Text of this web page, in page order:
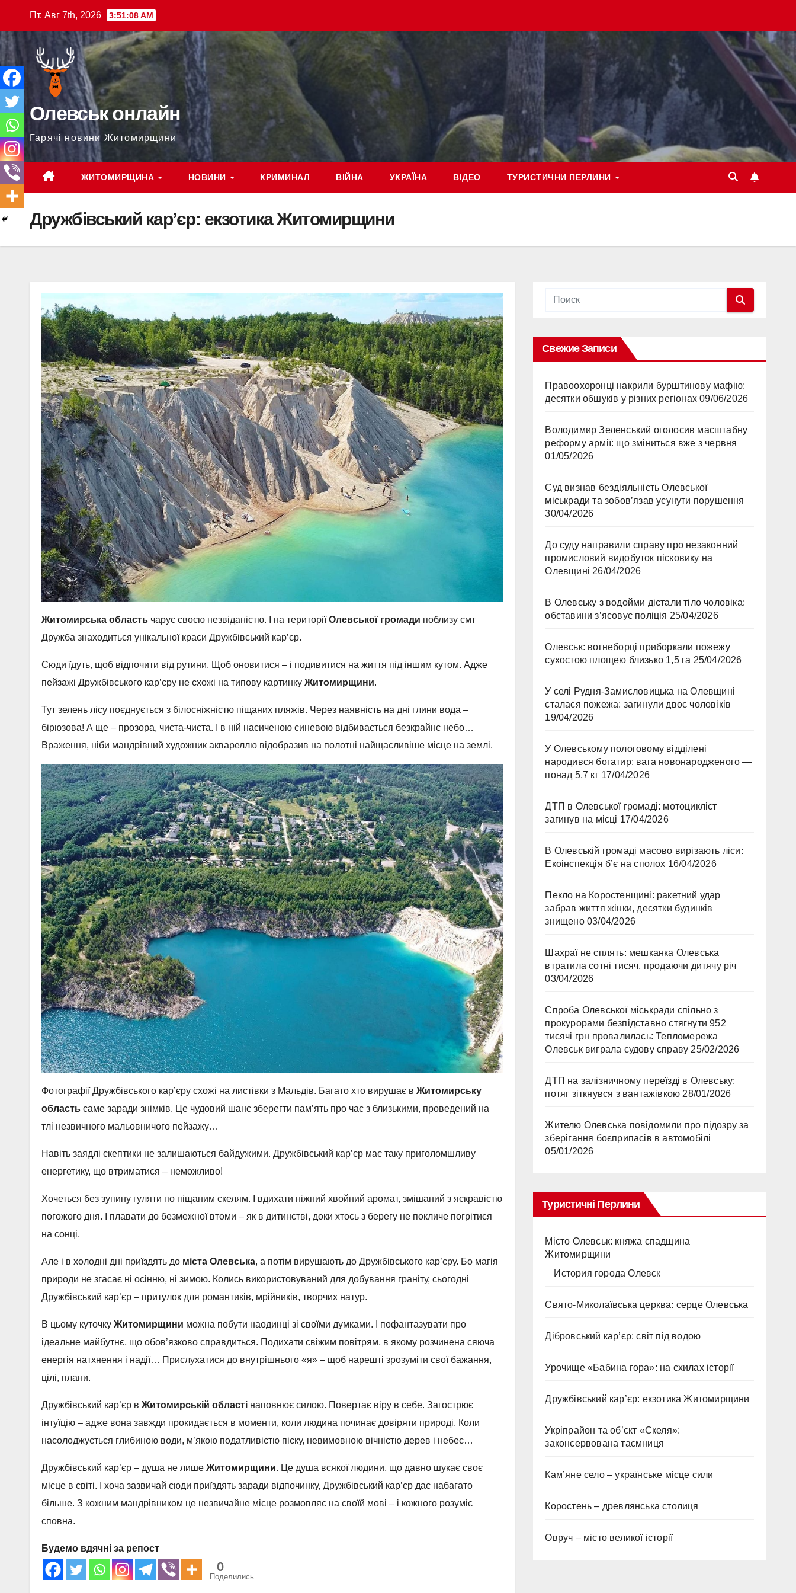
содержимому
Пт. Авг 7th, 2026 3:51:09 AM
Олевськ онлайн
Гарячі новини Житомирщини
ЖИТОМИРЩИНА НОВИНИ КРИМИНАЛ ВІЙНА УКРАЇНА ВІДЕО ТУРИСТИЧНИ ПЕРЛИНИ
Дружбівський кар’єр: екзотика Житомирщини
Житомирська область чарує своєю незвіданістю. І на територіїОлевської громади поблизу смт
Дружба знаходиться унікальної краси Дружбівський кар’єр.
Сюди їдуть, щоб відпочити від рутини. Щоб оновитися – і подивитися на життя під іншим кутом. Адже
пейзажі Дружбівського кар’єру не схожі на типову картинку Житомирщини.
Тут зелень лісу поєднується з білосніжністю піщаних пляжів. Через наявність на дні глини вода –
бірюзова! А ще – прозора, чиста-чиста. І в ній насиченою синевою відбивається безкрайнє небо…
Враження, ніби мандрівний художник аквареллю відобразив на полотні найщасливіше місце на землі.
Фотографії Дружбівського кар’єру схожі на листівки з Мальдів. Багато хто вирушає в Житомирську
область саме заради знімків. Це чудовий шанс зберегти пам’ять про час з близькими, проведений на
тлі незвичного мальовничого пейзажу…
Навіть заядлі скептики не залишаються байдужими. Дружбівський кар’єр має таку приголомшливу
енергетику, що втриматися – неможливо!
Хочеться без зупину гуляти по піщаним скелям. І вдихати ніжний хвойний аромат, змішаний з яскравістю
погожого дня. І плавати до безмежної втоми – як в дитинстві, доки хтось з берегу не покличе погрітися
на сонці.
Але і в холодні дні приїздять до міста Олевська, а потім вирушають до Дружбівського кар’єру. Бо магія
природи не згасає ні осінню, ні зимою. Колись використовуваний для добування граніту, сьогодні
Дружбівський кар’єр – притулок для романтиків, мрійників, творчих натур.
В цьому куточку Житомирщини можна побути наодинці зі своїми думками. І пофантазувати про
ідеальне майбутнє, що обов’язково справдиться. Подихати свіжим повітрям, в якому розчинена сяюча
енергія натхнення і надії… Прислухатися до внутрішнього «я» – щоб нарешті зрозуміти свої бажання,
цілі, плани.
Дружбівський кар’єр в Житомирській області наповнює силою. Повертає віру в себе. Загострює
інтуїцію – адже вона завжди прокидається в моменти, коли людина починає довіряти природі. Коли
насолоджується глибиною води, м’якою податливістю піску, невимовною вічністю дерев і небес…
Дружбівський кар’єр – душа не лише Житомирщини. Це душа всякої людини, що давно шукає своє
місце в світі. І хоча зазвичай сюди приїздять заради відпочинку, Дружбівський кар’єр дає набагато
більше. З кожним мандрівником це незвичайне місце розмовляє на своїй мові – і кожного розуміє
сповна.
Будемо вдячні за репост
0
Поделились
Свежие Записи
Правоохоронці накрили бурштинову мафію:
десятки обшуків у різних регіонах 09/06/2026
Володимир Зеленський оголосив масштабну
реформу армії: що зміниться вже з червня
01/05/2026
Суд визнав бездіяльність Олевської
міськради та зобов’язав усунути порушення
30/04/2026
До суду направили справу про незаконний
промисловий видобуток пісковику на
Олевщині 26/04/2026
В Олевську з водойми дістали тіло чоловіка:
обставини з’ясовує поліція 25/04/2026
Олевськ: вогнеборці приборкали пожежу
сухостою площею близько 1,5 га 25/04/2026
У селі Рудня-Замисловицька на Олевщині
сталася пожежа: загинули двоє чоловіків
19/04/2026
У Олевському пологовому відділені
народився богатир: вага новонародженого —
понад 5,7 кг 17/04/2026
ДТП в Олевської громаді: мотоцикліст
загинув на місці 17/04/2026
В Олевській громаді масово вирізають ліси:
Екоінспекція б’є на сполох 16/04/2026
Пекло на Коростенщині: ракетний удар
забрав життя жінки, десятки будинків
знищено 03/04/2026
Шахраї не сплять: мешканка Олевська
втратила сотні тисяч, продаючи дитячу річ
03/04/2026
Спроба Олевської міськради спільно з
прокурорами безпідставно стягнути 952
тисячі грн провалилась: Тепломережа
Олевськ виграла судову справу 25/02/2026
ДТП на залізничному переїзді в Олевську:
потяг зіткнувся з вантажівкою 28/01/2026
Жителю Олевська повідомили про підозру за
зберігання боєприпасів в автомобілі
05/01/2026
Туристичні Перлини
Місто Олевськ: княжа спадщина
Житомирщини
История города Олевск
Свято-Миколаївська церква: серце Олевська
Дібровський кар’єр: світ під водою
Урочище «Бабина гора»: на схилах історії
Дружбівський кар’єр: екзотика Житомирщини
Укріпрайон та об’єкт «Скеля»:
законсервована таємниця
Кам’яне село – українське місце сили
Коростень – древлянська столиця
Овруч – місто великої історії